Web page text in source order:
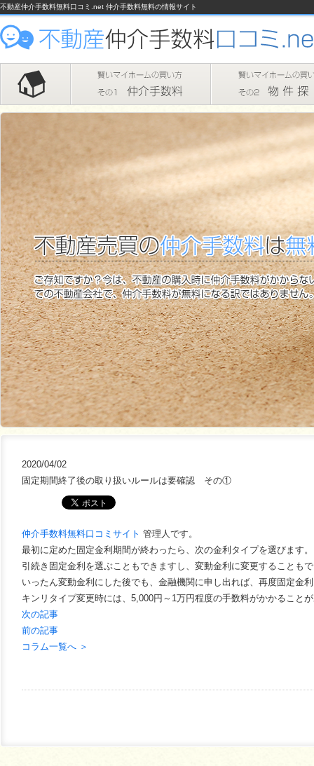
不動産仲介手数料無料口コミ.net 仲介手数料無料の情報サイト
2020/04/02
固定期間終了後の取り扱いルールは要確認 その①
仲介手数料無料口コミサイト 管理人です。
最初に定めた固定金利期間が終わったら、次の金利タイプを選びます。
引続き固定金利を選ぶこともできますし、変動金利に変更することも
いったん変動金利にした後でも、金融機関に申し出れば、再度固定金
キンリタイプ変更時には、5,000円～1万円程度の手数料がかかること
次の記事
前の記事
コラム一覧へ ＞